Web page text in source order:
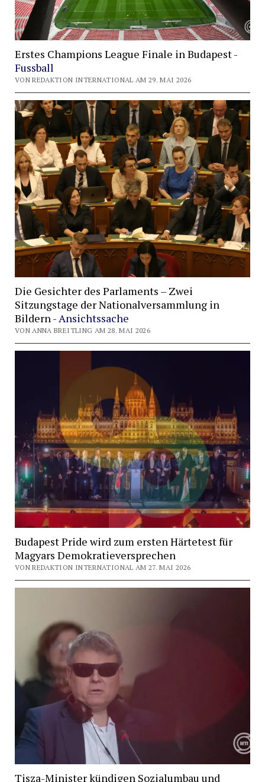
Erstes Champions League Finale in Budapest -
Fussball
VON REDAKTION INTERNATIONAL AM 29. MAI 2026
Die Gesichter des Parlaments – Zwei
Sitzungstage der Nationalversammlung in
Bildern -Ansichtssache
VON ANNA BREITLING AM 28. MAI 2026
Budapest Pride wird zum ersten Härtetest für
Magyars Demokratieversprechen
VON REDAKTION INTERNATIONAL AM 27. MAI 2026
Tisza-Minister kündigen Sozialumbau und